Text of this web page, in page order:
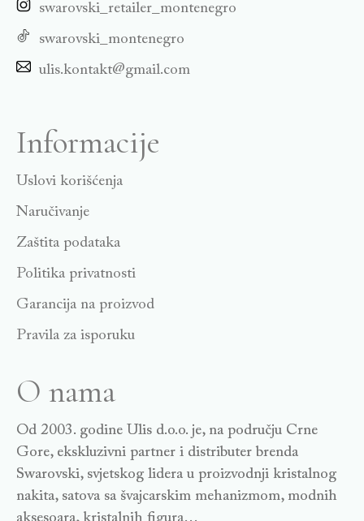
swarovski_retailer_montenegro
swarovski_montenegro
ulis.kontakt@gmail.com
Informacije
Uslovi korišćenja
Naručivanje
Zaštita podataka
Politika privatnosti
Garancija na proizvod
Pravila za isporuku
O nama
Od 2003. godine Ulis d.o.o. je, na području Crne
Gore, ekskluzivni partner i distributer brenda
Swarovski, svjetskog lidera u proizvodnji kristalnog
nakita, satova sa švajcarskim mehanizmom, modnih